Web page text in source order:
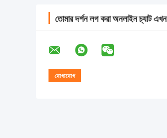
তোমার দর্শন লগ করা অনলাইন চ্যাট এখন